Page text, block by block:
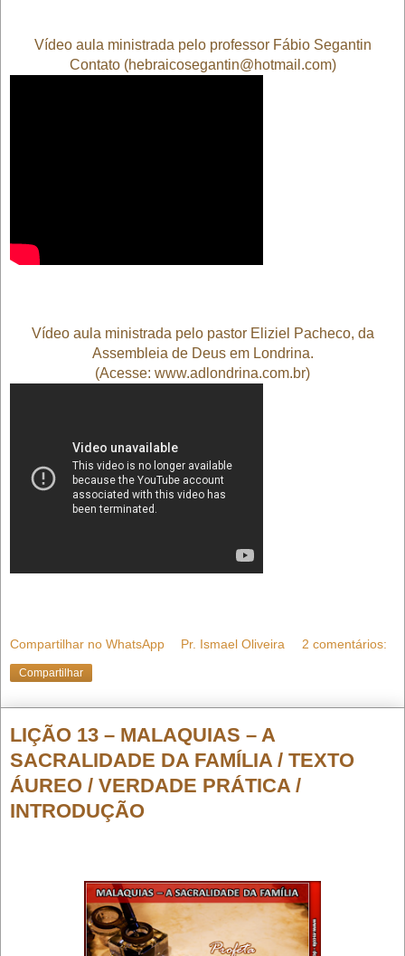
Vídeo aula ministrada pelo professor Fábio Segantin
Contato (hebraicosegantin@hotmail.com)
Vídeo aula ministrada pelo pastor Eliziel Pacheco, da
Assembleia de Deus em Londrina.
(Acesse: www.adlondrina.com.br)
Compartilhar no WhatsApp Pr. Ismael Oliveira 2 comentários:
Compartilhar
LIÇÃO 13 – MALAQUIAS – A
SACRALIDADE DA FAMÍLIA / TEXTO
ÁUREO / VERDADE PRÁTICA /
INTRODUÇÃO